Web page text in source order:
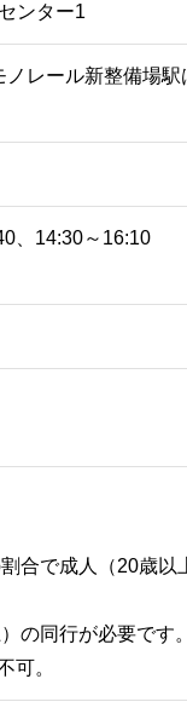
ンター1
レール新整備場駅
、14:30～16:10
合で成人（20歳以
の同行が必要です。
可。